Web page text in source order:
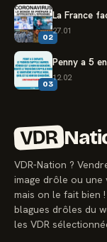
02
La France
27.01
03
Penny a 5
12.02
VDR
VDR-Nation ?
image drôle ou une
mais on le fait bien
blagues drôles du
les VDR